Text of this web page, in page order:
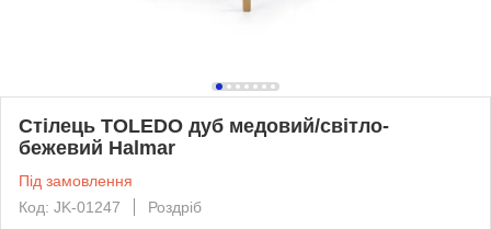
Стілець TOLEDO дуб медовий/світло-
бежевий Halmar
Під замовлення
Код: JK-01247
Роздріб